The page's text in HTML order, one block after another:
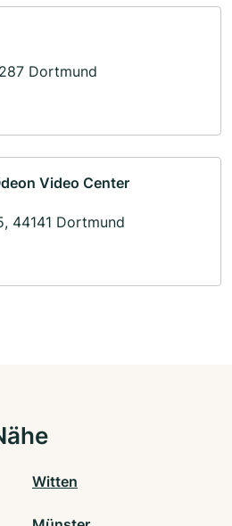
Dortmund
Video Center
44141 Dortmund
Witten